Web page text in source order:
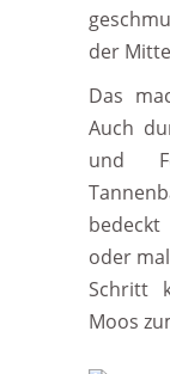
der
Das
Auch
und
oder
Schritt
Moos